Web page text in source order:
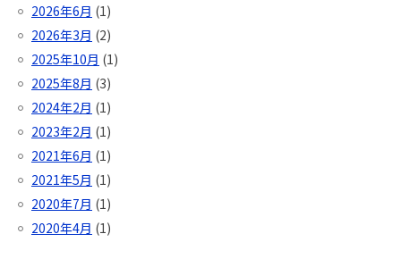
2026年6月 (1)
2026年3月 (2)
2025年10月 (1)
2025年8月 (3)
2024年2月 (1)
2023年2月 (1)
2021年6月 (1)
2021年5月 (1)
2020年7月 (1)
2020年4月 (1)